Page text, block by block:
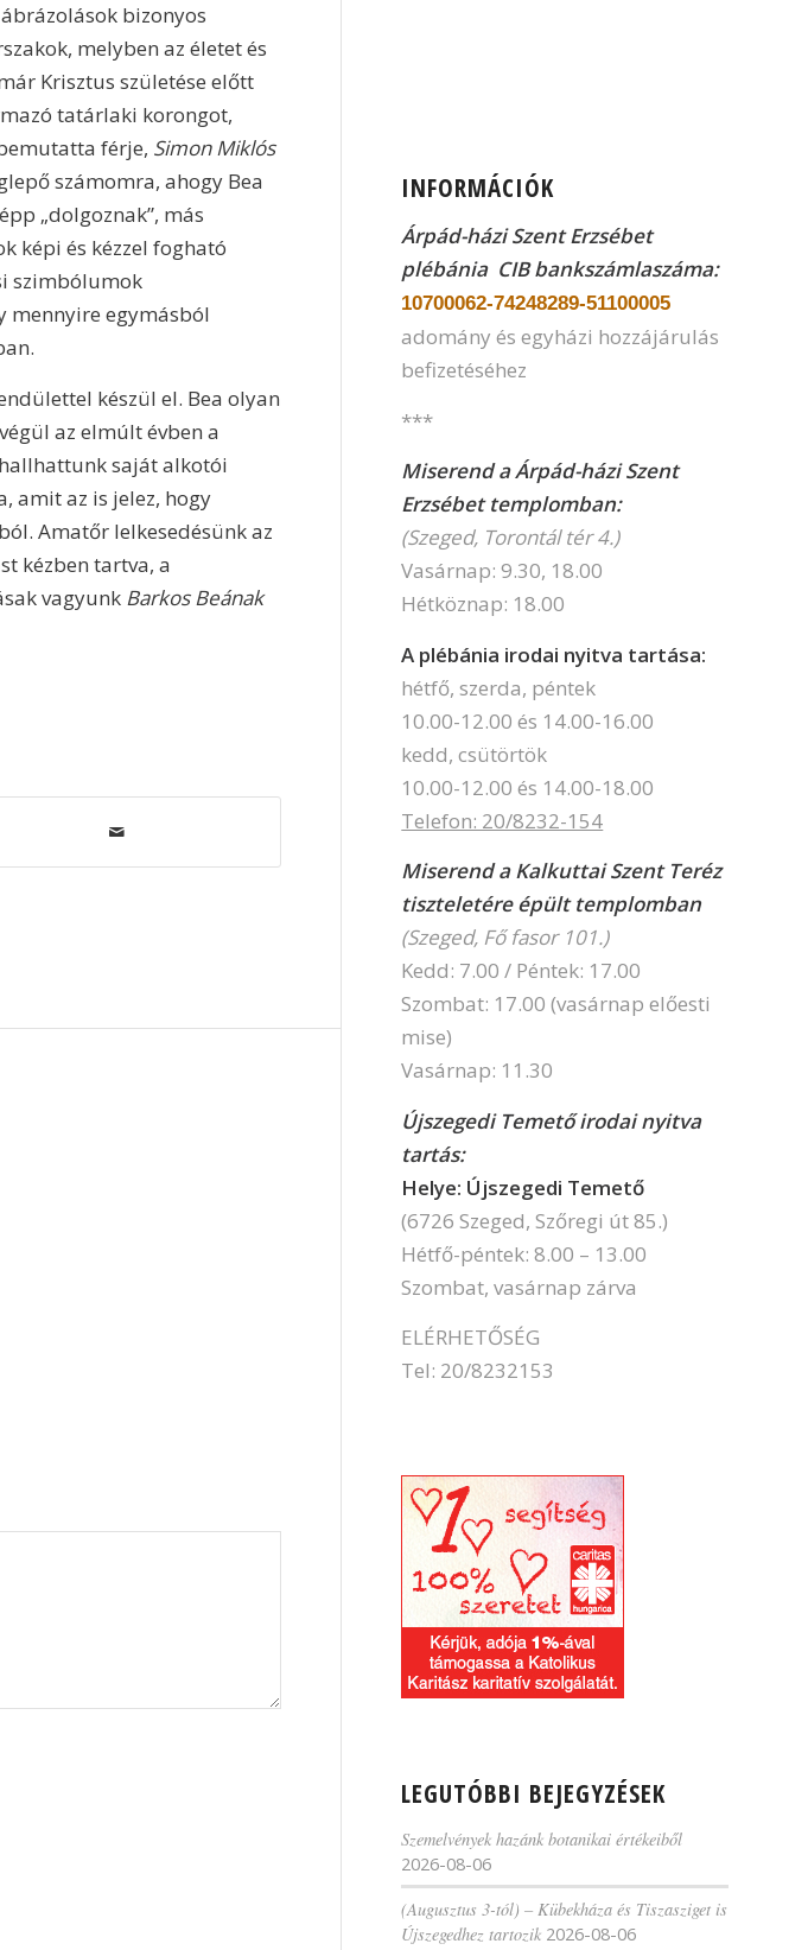
bizonyos
melyben az életet és
Krisztus születése előtt
tatárlaki korongot,
férje, Simon Miklós
számomra, ahogy Bea
„dolgoznak”, más
képi és kézzel fogható
szimbólumok
mennyire egymásból
készül el. Bea olyan
az elmúlt évben a
saját alkotói
amit az is jelez, hogy
Amatőr lelkesedésünk az
kézben tartva, a
vagyunk Barkos Beának
INFORMÁCIÓK
Árpád-házi Szent Erzsébet
plébánia CIBbankszámlaszáma:
10700062-74248289-51100005
adomány és egyházi hozzájárulás
befizetéséhez
***
Miserend a Árpád-házi Szent
Erzsébet templomban:
(Szeged, Torontál tér 4.)
Vasárnap: 9.30, 18.00
Hétköznap: 18.00
A plébánia irodai nyitva tartása:
hétfő, szerda, péntek
10.00-12.00 és 14.00-16.00
kedd, csütörtök
10.00-12.00 és 14.00-18.00
Telefon: 20/8232-154
Miserend a Kalkuttai Szent Teréz
tiszteletére épült templomban
(Szeged, Fő fasor 101.)
Kedd: 7.00 / Péntek: 17.00
Szombat: 17.00 (vasárnap előesti
mise)
Vasárnap: 11.30
Újszegedi Temető irodai nyitva
tartás:
Helye: Újszegedi Temető
(6726 Szeged, Szőregi út 85.)
Hétfő-péntek: 8.00 – 13.00
Szombat, vasárnap zárva
ELÉRHETŐSÉG
Tel: 20/8232153
LEGUTÓBBI BEJEGYZÉSEK
Szemelvények hazánk botanikai értékeiből
2026-08-06
(Augusztus 3-tól) – Kübekháza és Tiszasziget is
Újszegedhez tartozik 2026-08-06